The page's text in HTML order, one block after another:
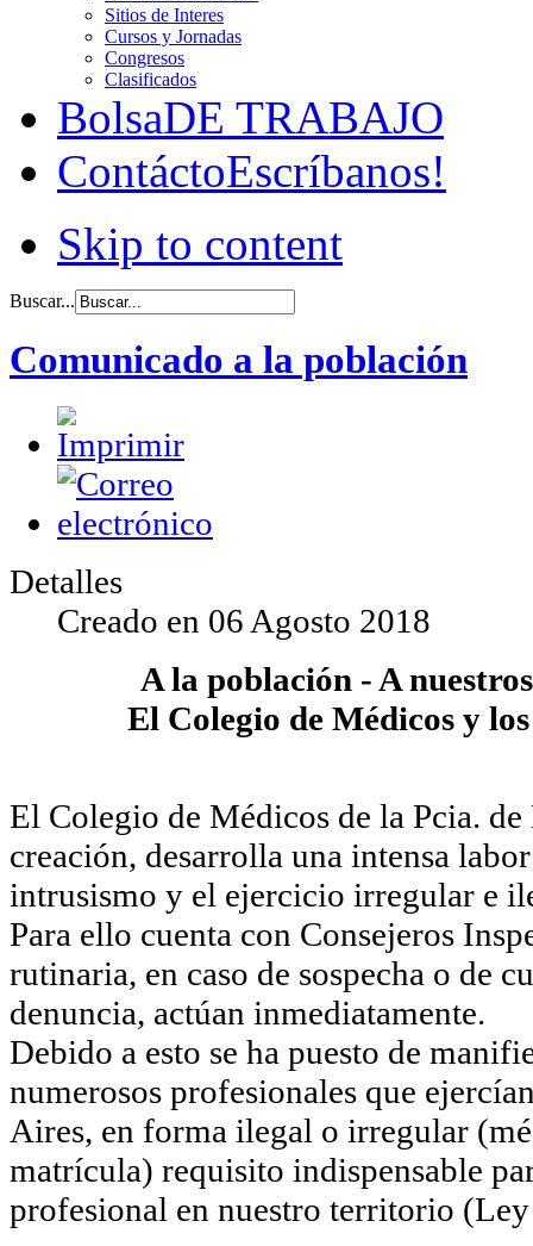
Sitios de Interes
Cursos y Jornadas
Congresos
Clasificados
BolsaDE TRABAJO
ContáctoEscríbanos!
Skip to content
Buscar...
Comunicado a la población
Detalles
Creado en 06 Agosto 2018
A la población - A
El Colegio de Médicos y
El Colegio de Médicos de la Pcia. de
creación, desarrolla una intensa
intrusismo y el ejercicio irregular e
Para ello cuenta con Consejeros
rutinaria, en caso de sospecha o de
denuncia, actúan inmediatamente.
Debido a esto se ha puesto de
numerosos profesionales que
Aires, en forma ilegal o irregular
matrícula) requisito indispensable
profesional en nuestro territorio